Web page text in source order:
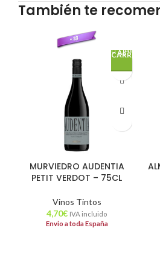
También te
MURVIEDRO AUDENTIA
PETIT VERDOT – 75CL
Vinos Tintos
4,70€ IVA incluido
Envio a toda España
AÑADE
AL
CARRITO